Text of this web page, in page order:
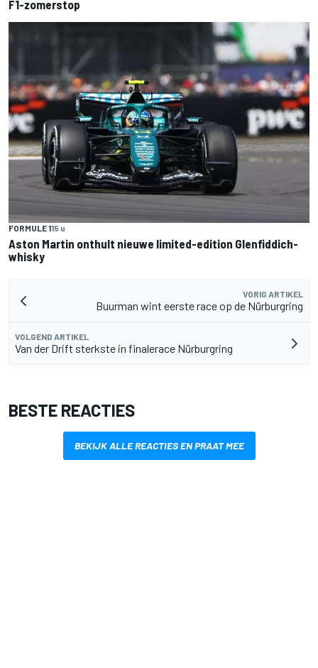
F1-zomerstop
FORMULE 115 u
Aston Martin onthult nieuwe limited-edition Glenfiddich-
whisky
VORIG ARTIKEL
Buurman wint eerste race op de Nürburgring
VOLGEND ARTIKEL
Van der Drift sterkste in finalerace Nürburgring
BESTE REACTIES
BEKIJK ALLE REACTIES EN PRAAT MEE